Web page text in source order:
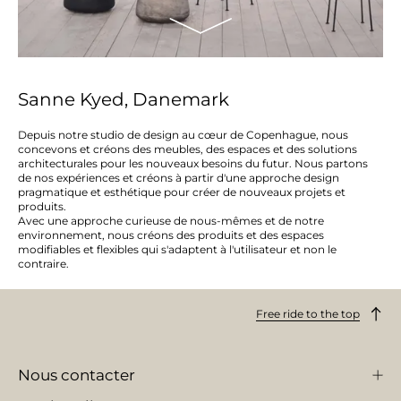
Sanne Kyed, Danemark
Depuis notre studio de design au cœur de Copenhague, nous
concevons et créons des meubles, des espaces et des solutions
architecturales pour les nouveaux besoins du futur. Nous partons
de nos expériences et créons à partir d'une approche design
pragmatique et esthétique pour créer de nouveaux projets et
produits.
Avec une approche curieuse de nous-mêmes et de notre
environnement, nous créons des produits et des espaces
modifiables et flexibles qui s'adaptent à l'utilisateur et non le
contraire.
Free ride to the top
Nous contacter